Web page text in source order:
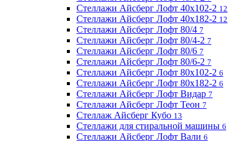
Стеллажи Айсберг Лофт 40х102-2 12
Стеллажи Айсберг Лофт 40х182-2 12
Стеллажи Айсберг Лофт 80/4 7
Стеллажи Айсберг Лофт 80/4-2 7
Стеллажи Айсберг Лофт 80/6 7
Стеллажи Айсберг Лофт 80/6-2 7
Стеллажи Айсберг Лофт 80х102-2 6
Стеллажи Айсберг Лофт 80х182-2 6
Стеллажи Айсберг Лофт Видар 7
Стеллажи Айсберг Лофт Теон 7
Стеллаж Айсберг Кубо 13
Стеллажи для стиральной машины 6
Стеллажи Айсберг Лофт Вали 6